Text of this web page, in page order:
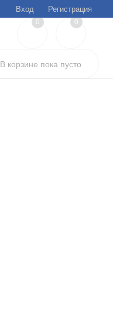
Вход Регистрация
0 0
В корзине пока пусто